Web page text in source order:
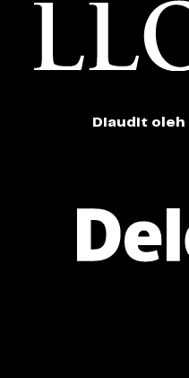
Diaudit oleh